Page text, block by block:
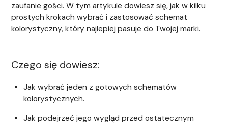
zaufanie gości. W tym artykule dowiesz się, jak w kilku
prostych krokach wybrać i zastosować schemat
kolorystyczny, który najlepiej pasuje do Twojej marki.
Czego się dowiesz:
Jak wybrać jeden z gotowych schematów
kolorystycznych.
Jak podejrzeć jego wygląd przed ostatecznym